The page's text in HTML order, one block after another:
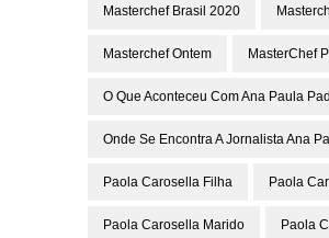
Masterchef Brasil 2020
Masterchef Ontem MasterChef
O Que Aconteceu Com Ana Paula
Onde Se Encontra A Jornalista Ana
Paola Carosella Filha Paola
Paola Carosella Marido Paola